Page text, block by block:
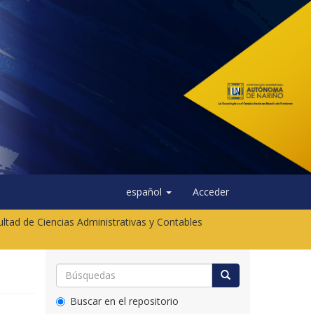
español Acceder
de Ciencias Administrativas y Contables
Buscar en el repositorio